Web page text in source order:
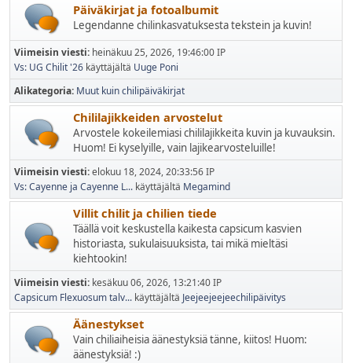
Päiväkirjat ja fotoalbumit
Legendanne chilinkasvatuksesta tekstein ja kuvin!
Viimeisin viesti: heinäkuu 25, 2026, 19:46:00 IP
Vs: UG Chilit '26 käyttäjältä Uuge Poni
Alikategoria Muut kuin chilipäiväkirjat
Chililajikkeiden arvostelut
Arvostele kokeilemiasi chililajikkeita kuvin ja kuvauksin.
Huom! Ei kyselyille, vain lajikearvosteluille!
Viimeisin viesti:elokuu 18, 2024, 20:33:56 IP
Vs: Cayenne ja Cayenne L... käyttäjältä Megamind
Villit chilit ja chilien tiede
Täällä voit keskustella kaikesta capsicum kasvien
historiasta, sukulaisuuksista, tai mikä mieltäsi
kiehtookin!
Viimeisin viesti: kesäkuu 06, 2026, 13:21:40 IP
Capsicum Flexuosum talv... käyttäjältä Jeejeejeejeechilipäivitys
Äänestykset
Vain chiliaiheisia äänestyksiä tänne, kiitos! Huom:
äänestyksiä! :)